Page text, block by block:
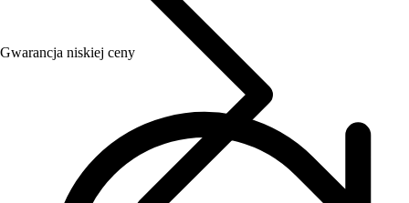
Gwarancja niskiej ceny